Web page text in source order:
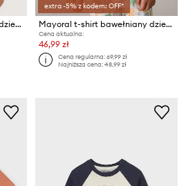
Mayoral t-shirt bawełniany dziecięcy
extra -5% z kodem: OFF*
Mayoral t-shirt bawełniany dziecięcy
Cena aktualna:
46,99 zł
Cena regularna:69,99 zł
Najniższa cena:48,99 zł